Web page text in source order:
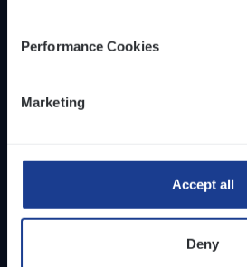
Performance Cookies
Marketing
Accept all
Deny
Duur­zaam­heid
Diver­si­teit, gelijk­waar­dig­heid en
Part­ner­ships